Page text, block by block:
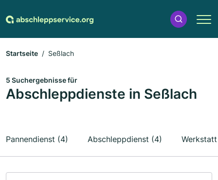
Startseite Seßlach
5 Suchergebnisse für
Abschleppdienste in Seßlach
Pannendienst (4) Abschleppdienst (4)